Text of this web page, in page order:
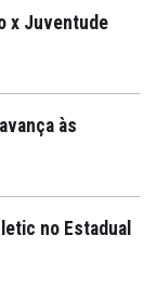
x Juventude
às
no Estadual